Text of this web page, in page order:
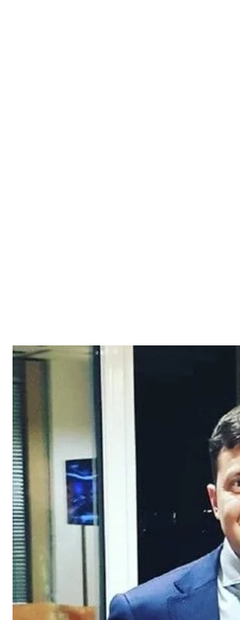
Президент Украины
Украинский актер, телеведущий,
Верховную Раду в
просьбой пойти в парламент к
Об этом Сивохо сообщил в
«Что стало причиной? Личные
народа» — ред.) по подбору
регион, и когда президент
Средства на финансирование